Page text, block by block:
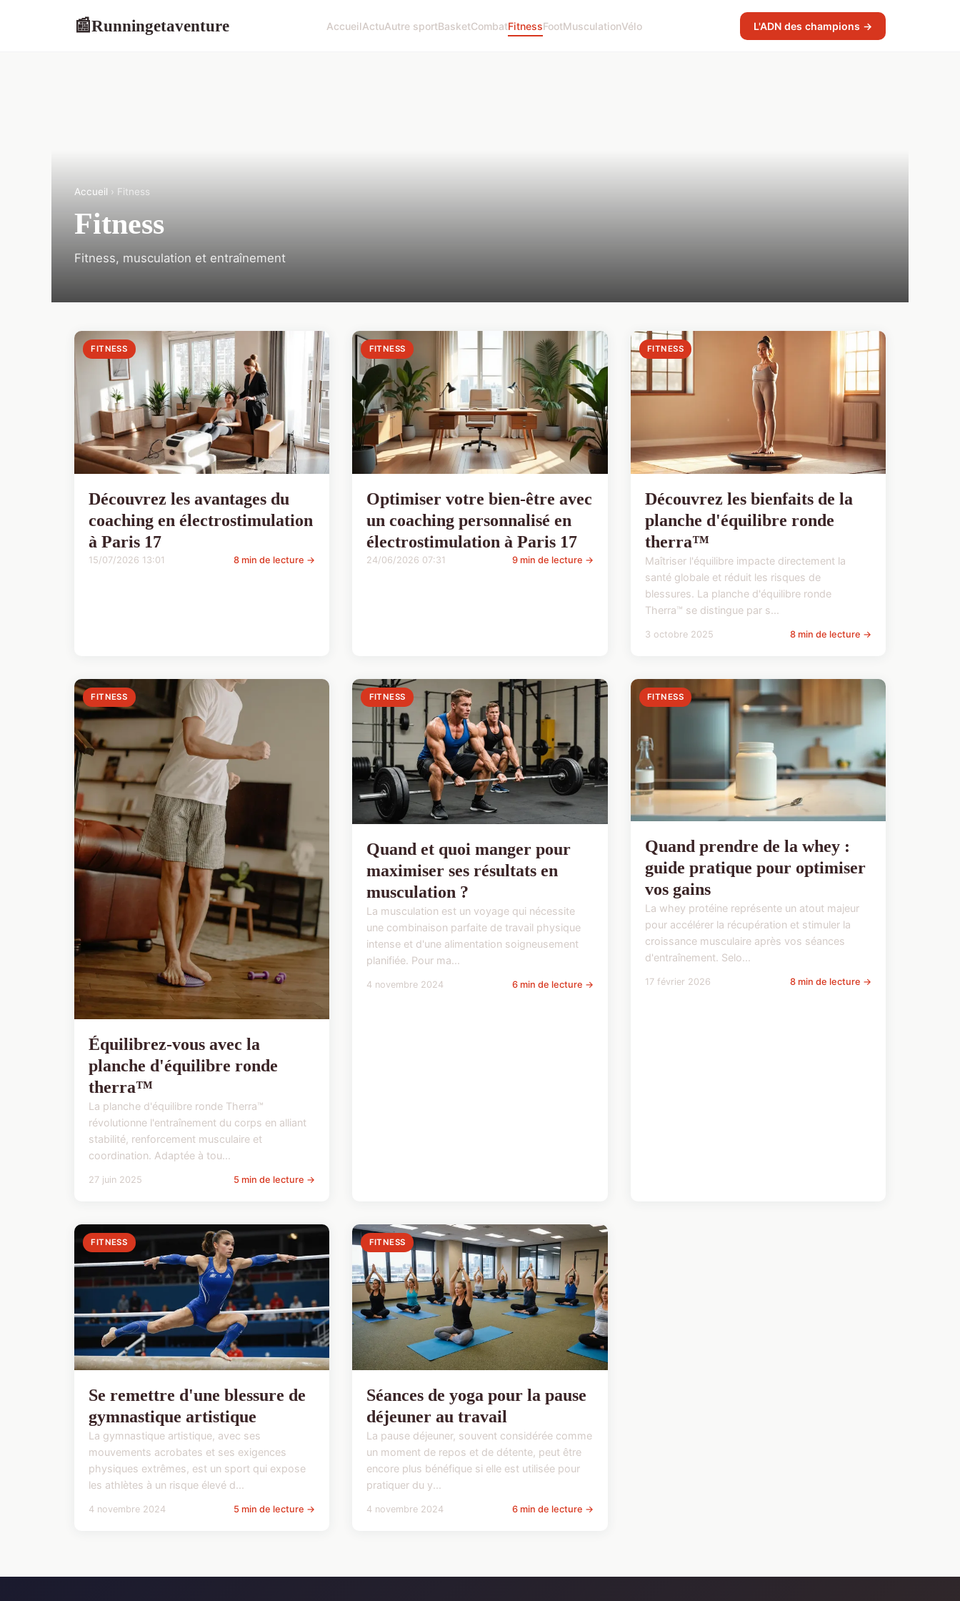
📰Runningetaventure AccueilActuAutre sportBasketCombatFitnessFootMusculationVélo L'ADN des champions →
Accueil › Fitness
Fitness
Fitness, musculation et entraînement
FITNESS
Découvrez les avantages du
coaching en électrostimulation
à Paris 17
15/07/2026 13:01 8 min de lecture →
FITNESS
Optimiser votre bien-être avec
un coaching personnalisé en
électrostimulation à Paris 17
24/06/2026 07:31 9 min de lecture →
FITNESS
Découvrez les bienfaits de la
planche d'équilibre ronde
therra™
Maîtriser l'équilibre impacte directement la
santé globale et réduit les risques de
blessures. La planche d'équilibre ronde
Therra™ se distingue par s...
3 octobre 2025 8 min de lecture →
FITNESS
Équilibrez-vous avec la
planche d'équilibre ronde
therra™
La planche d'équilibre ronde Therra™
révolutionne l'entraînement du corps en alliant
stabilité, renforcement musculaire et
coordination. Adaptée à tou...
27 juin 2025 5 min de lecture →
FITNESS
Quand et quoi manger pour
maximiser ses résultats en
musculation ?
La musculation est un voyage qui nécessite
une combinaison parfaite de travail physique
intense et d'une alimentation soigneusement
planifiée. Pour ma...
4 novembre 2024 6 min de lecture →
FITNESS
Quand prendre de la whey :
guide pratique pour optimiser
vos gains
La whey protéine représente un atout majeur
pour accélérer la récupération et stimuler la
croissance musculaire après vos séances
d'entraînement. Selo...
17 février 2026 8 min de lecture →
FITNESS
Se remettre d'une blessure de
gymnastique artistique
La gymnastique artistique, avec ses
mouvements acrobates et ses exigences
physiques extrêmes, est un sport qui expose
les athlètes à un risque élevé d...
4 novembre 2024 5 min de lecture →
FITNESS
Séances de yoga pour la pause
déjeuner au travail
La pause déjeuner, souvent considérée comme
un moment de repos et de détente, peut être
encore plus bénéfique si elle est utilisée pour
pratiquer du y...
4 novembre 2024 6 min de lecture →